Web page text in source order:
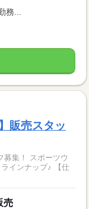
務...
販売スタッ
募集！ スポーツウ
ナップ♪ 【仕
売